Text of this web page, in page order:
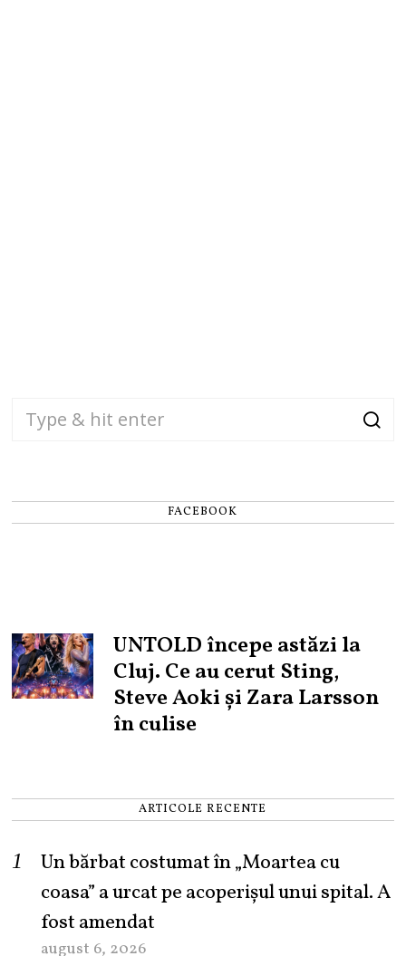
FACEBOOK
UNTOLD începe astăzi la
Cluj. Ce au cerut Sting,
Steve Aoki și Zara Larsson
în culise
ARTICOLE RECENTE
Un bărbat costumat în „Moartea cu
coasa” a urcat pe acoperișul unui spital. A
fost amendat
august 6, 2026